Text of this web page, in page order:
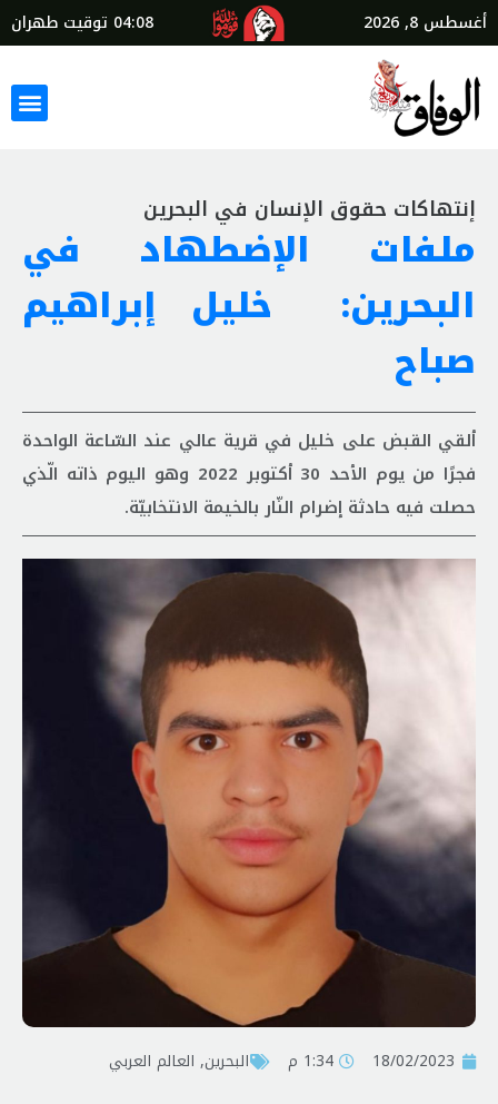
أغسطس 8, 2026 04:08 توقيت طهران
إنتهاكات حقوق الإنسان في البحرين
ملفات الإضطهاد في
البحرين: خليل إبراهيم
صباح
ألقي القبض على خليل في قرية عالي عند السّاعة الواحدة
فجرًا من يوم الأحد 30 أكتوبر 2022 وهو اليوم ذاته الّذي
حصلت فيه حادثة إضرام النّار بالخيمة الانتخابيّة.
18/02/2023 1:34 م البحرين, العالم العربي